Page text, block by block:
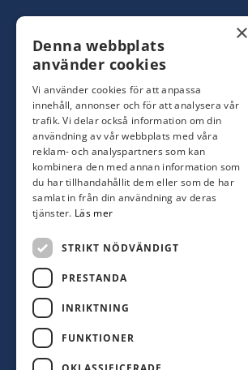
Yrkesbutik: 0480-44 28 08
info@hagblomsfarghandel.nu
Torsåsgatan 9
392 39 Kalmar
Färjestaden
0485-310 71
oland@hagblomsfarghandel.nu
Storgatan 34
386 30 Färjestaden
×
Denna webbplats
använder cookies
Vi använder cookies för att anpassa
innehåll, annonser och för att analysera vår
trafik. Vi delar också information om din
användning av vår webbplats med våra
reklam- och analyspartners som kan
kombinera den med annan information som
du har tillhandahållit dem eller som de har
samlat in från din användning av deras
tjänster. Läs mer
STRIKT NÖDVÄNDIGT
PRESTANDA
INRIKTNING
FUNKTIONER